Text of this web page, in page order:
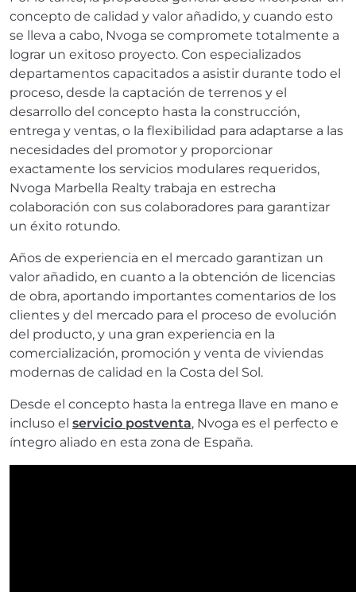
concepto de calidad y valor añadido, y cuando esto
se lleva a cabo, Nvoga se compromete totalmente a
lograr un exitoso proyecto. Con especializados
departamentos capacitados a asistir durante todo el
proceso, desde la captación de terrenos y el
desarrollo del concepto hasta la construcción,
entrega y ventas, o la flexibilidad para adaptarse a las
necesidades del promotor y proporcionar
exactamente los servicios modulares requeridos,
Nvoga Marbella Realty trabaja en estrecha
colaboración con sus colaboradores para garantizar
un éxito rotundo.
Años de experiencia en el mercado garantizan un
valor añadido, en cuanto a la obtención de licencias
de obra, aportando importantes comentarios de los
clientes y del mercado para el proceso de evolución
del producto, y una gran experiencia en la
comercialización, promoción y venta de viviendas
modernas de calidad en la Costa del Sol.
Desde el concepto hasta la entrega llave en mano e
incluso el servicio postventa, Nvoga es el perfecto e
íntegro aliado en esta zona de España.